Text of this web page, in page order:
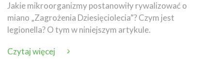
Jakie mikroorganizmy postanowiły rywalizować o
miano „Zagrożenia Dziesięciolecia”? Czym jest
legionella? O tym w niniejszym artykule.
Czytaj więcej